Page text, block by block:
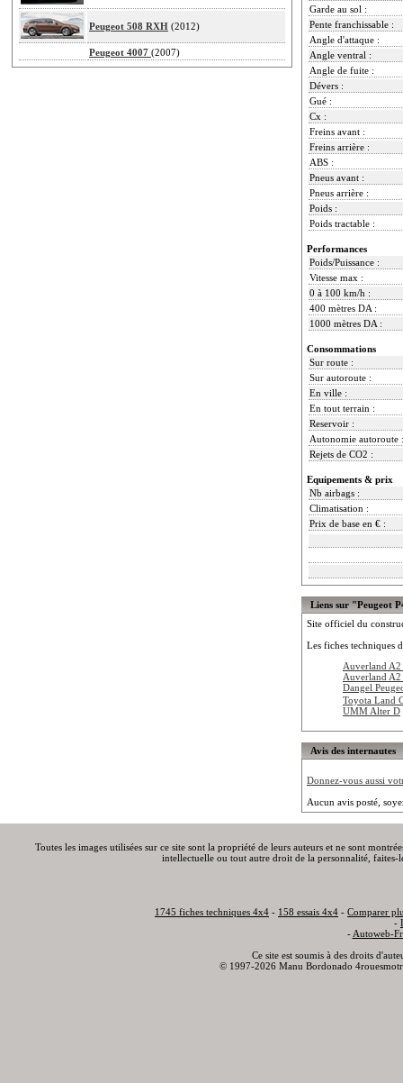
Peugeot 508 RXH (2012)
Peugeot 4007 (2007)
Garde au sol :
Pente franchissable :
Angle d'attaque :
Angle ventral :
Angle de fuite :
Dévers :
Gué :
Cx :
Freins avant :
Freins arrière :
ABS :
Pneus avant :
Pneus arrière :
Poids :
Poids tractable :
Performances
Poids/Puissance :
Vitesse max :
0 à 100 km/h :
400 mètres DA :
1000 mètres DA :
Consommations
Sur route :
Sur autoroute :
En ville :
En tout terrain :
Reservoir :
Autonomie autoroute :
Rejets de CO2 :
Equipements & prix
Nb airbags :
Climatisation :
Prix de base en € :
Liens sur "Peugeot
Site officiel du
Les fiches techniques
Auverland
Auverland
Dangel
Toyota Land
UMM Alter D
Avis des internautes
Donnez-vous aussi
Aucun avis posté,
Toutes les images utilisées sur ce site sont la propriété de leurs auteurs et ne sont
intellectuelle ou tout autre droit de la personnalité,
1745 fiches techniques 4x4 - 158 essais 4x4 - Comparer
-
- Autoweb-
Ce site est soumis à des droits
© 1997-2026 Manu Bordonado